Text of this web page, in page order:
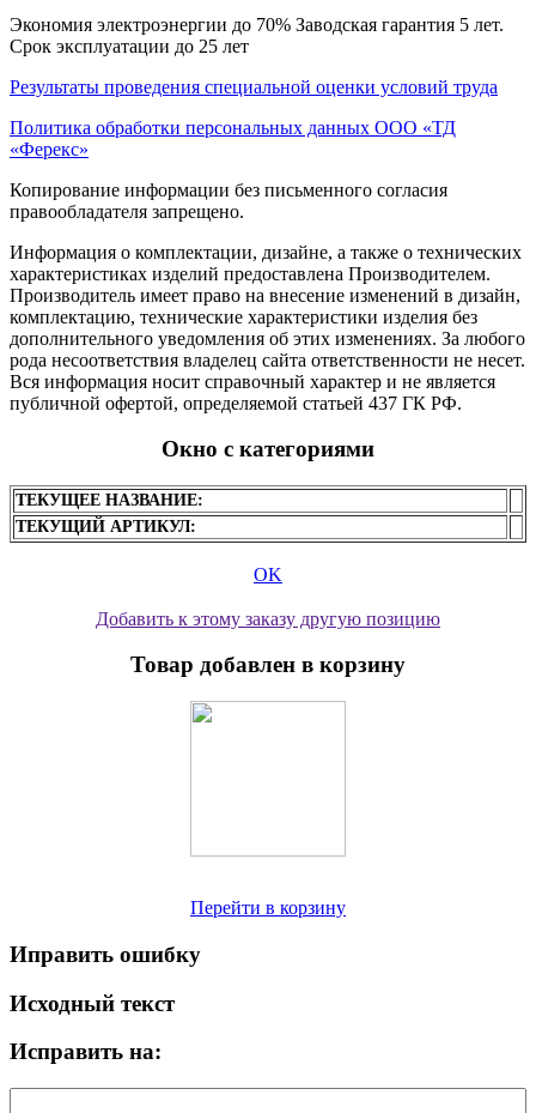
Экономия электроэнергии до 70% Заводская гарантия 5 лет.
Срок эксплуатации до 25 лет
Результаты проведения специальной оценки условий труда
Политика обработки персональных данных ООО «ТД
«Ферекс»
Копирование информации без письменного согласия
правообладателя запрещено.
Информация о комплектации, дизайне, а также о технических
характеристиках изделий предоставлена Производителем.
Производитель имеет право на внесение изменений в дизайн,
комплектацию, технические характеристики изделия без
дополнительного уведомления об этих изменениях. За любого
рода несоответствия владелец сайта ответственности не несет.
Вся информация носит справочный характер и не является
публичной офертой, определяемой статьей 437 ГК РФ.
Окно с категориями
ТЕКУЩЕЕ НАЗВАНИЕ:
ТЕКУЩИЙ АРТИКУЛ:
OK
Добавить к этому заказу другую позицию
Товар добавлен в корзину
Перейти в корзину
Иправить ошибку
Исходный текст
Исправить на: